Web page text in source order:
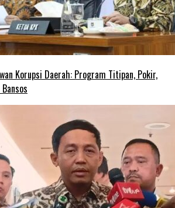
Korupsi Daerah: Program Titipan, Pokir,